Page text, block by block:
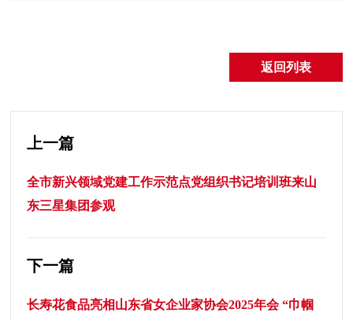
返回列表
上一篇
全市新兴领域党建工作示范点党组织书记培训班来山
东三星集团参观
下一篇
长寿花食品亮相山东省女企业家协会2025年会 “巾帼